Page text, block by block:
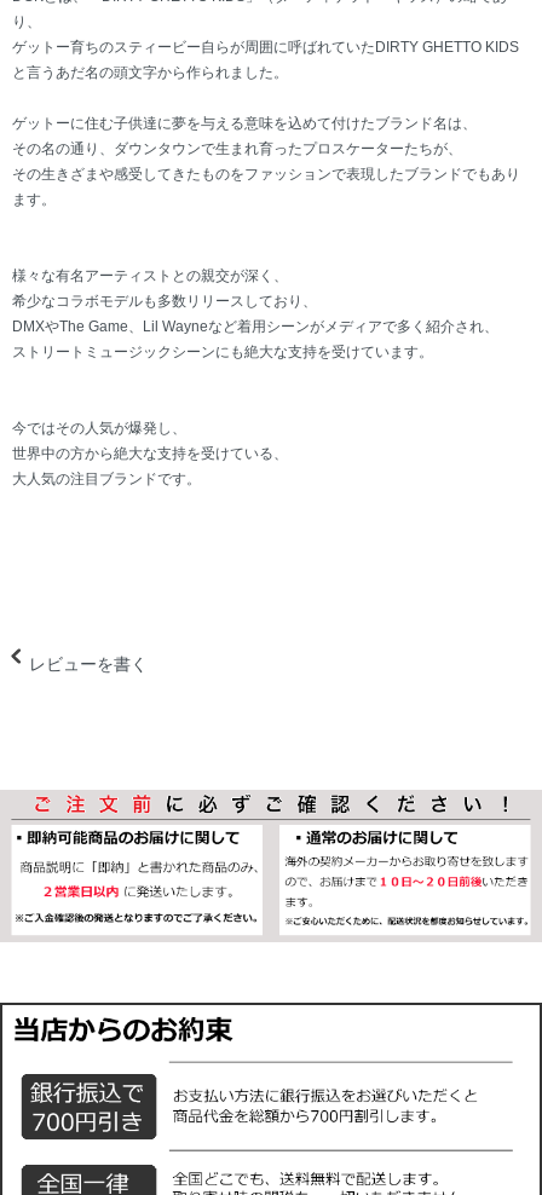
り、
ゲットー育ちのスティービー自らが周囲に呼ばれていたDIRTY GHETTO KIDS
と言うあだ名の頭文字から作られました。
ゲットーに住む子供達に夢を与える意味を込めて付けたブランド名は、
その名の通り、ダウンタウンで生まれ育ったプロスケーターたちが、
その生きざまや感受してきたものをファッションで表現したブランドでもあり
ます。
様々な有名アーティストとの親交が深く、
希少なコラボモデルも多数リリースしており、
DMXやThe Game、Lil Wayneなど着用シーンがメディアで多く紹介され、
ストリートミュージックシーンにも絶大な支持を受けています。
今ではその人気が爆発し、
世界中の方から絶大な支持を受けている、
大人気の注目ブランドです。
レビューを書く